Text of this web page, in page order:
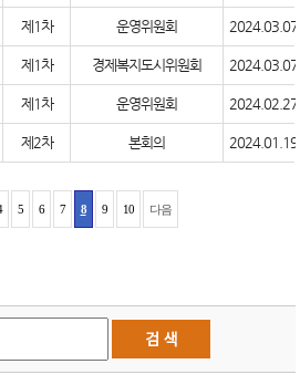
제1차 운영위원회 2024.03.07
제1차 경제복지도시위원회 2024.03.07
제1차 운영위원회 2024.02.27
제2차 본회의 2024.01.19
5 6 7 8 9 10 다음